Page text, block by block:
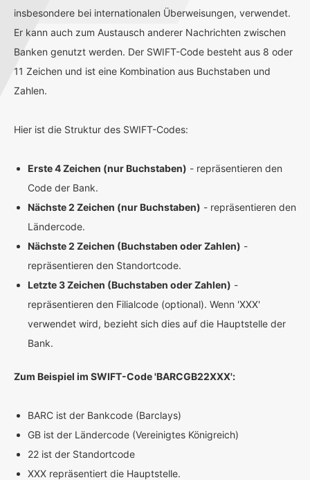
insbesondere bei internationalen Überweisungen, verwendet.
Er kann auch zum Austausch anderer Nachrichten zwischen
Banken genutzt werden. Der SWIFT-Code besteht aus 8 oder
11 Zeichen und ist eine Kombination aus Buchstaben und
Zahlen.
Hier ist die Struktur des SWIFT-Codes:
Erste 4 Zeichen (nur Buchstaben) - repräsentieren den
Code der Bank.
Nächste 2 Zeichen (nur Buchstaben) - repräsentieren den
Ländercode.
Nächste 2 Zeichen (Buchstaben oder Zahlen) -
repräsentieren den Standortcode.
Letzte 3 Zeichen (Buchstaben oder Zahlen) -
repräsentieren den Filialcode (optional). Wenn 'XXX'
verwendet wird, bezieht sich dies auf die Hauptstelle der
Bank.
Zum Beispiel im SWIFT-Code 'BARCGB22XXX':
BARC ist der Bankcode (Barclays)
GB ist der Ländercode (Vereinigtes Königreich)
22 ist der Standortcode
XXX repräsentiert die Hauptstelle.